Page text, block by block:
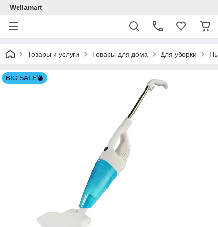
Wellamart
Товары и услуги Товары для дома Для уборки
BIG SALE💣